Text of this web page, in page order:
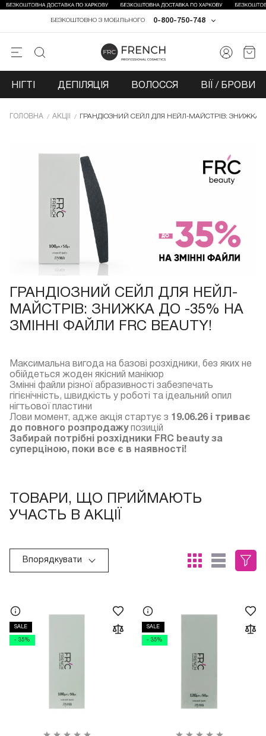
0-800-750-748
БЕЗКОШТОВНО З МОБІЛЬНОГО
НІГТІ ДЕПІЛЯЦІЯ ВОЛОССЯ ВІЇ / БРОВИ
ГОЛОВНА АКЦІЇ ГРАНДІОЗНИЙ СЕЙЛ ДЛЯ НЕЙЛ-МАЙСТРІВ: ЗНИЖКА
ГРАНДІОЗНИЙ СЕЙЛ ДЛЯ НЕЙЛ-
МАЙСТРІВ: ЗНИЖКА ДО -35% НА
ЗМІННІ ФАЙЛИ FRC BEAUTY!
Максимальна вигода на базові розхідники, без яких не
обійдеться жоден якісний манікюр
Змінні файли різної абразивності забезпечать
гігієнічність, швидкість у роботі та ідеальний опил
нігтьової пластини
Лови момент, адже акція стартує з 19.06.26 і триває
до повного розпродажупозицій
Забирай потрібні розхідники FRC beauty за
суперціною, поки все є в наявності!
ТОВАРИ, ЩО ПРИЙМАЮТЬ
УЧАСТЬ В АКЦІЇ
Впорядкувати
SALE
- 35%
SALE
- 35%